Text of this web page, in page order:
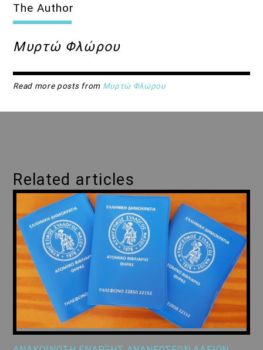
The Author
Μυρτώ Φλώρου
Read more posts from Μυρτώ Φλώρου
Related articles